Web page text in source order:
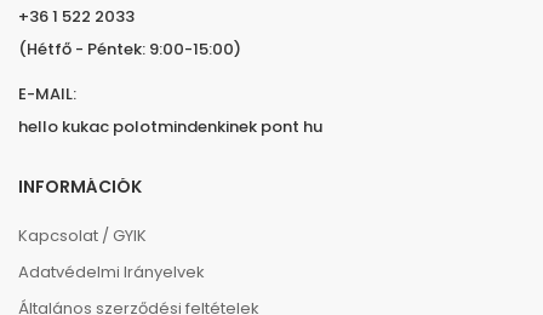
+36 1 522 2033
(Hétfő - Péntek: 9:00-15:00)
E-MAIL:
hello kukac polotmindenkinek pont hu
INFORMÁCIÓK
Kapcsolat / GYIK
Adatvédelmi Irányelvek
Általános szerződési feltételek